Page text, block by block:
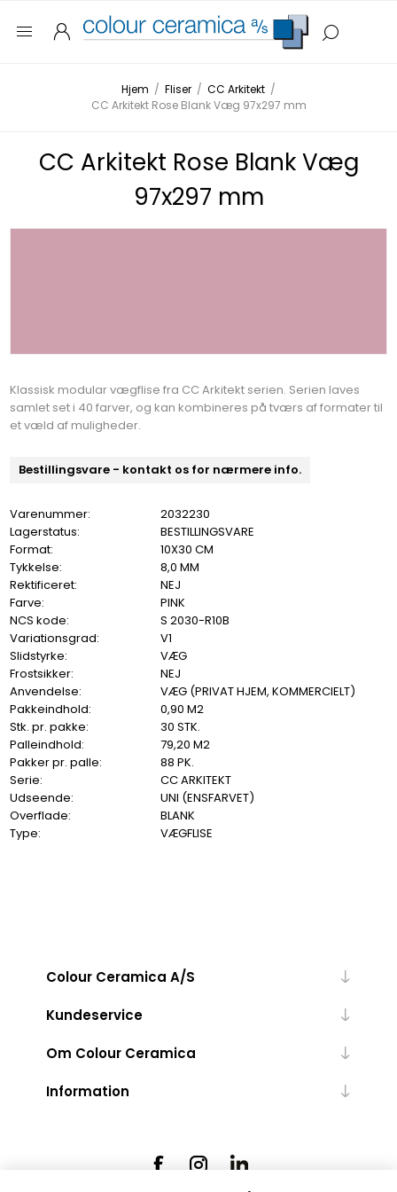
Hjem / Fliser / CC Arkitekt /
CC Arkitekt Rose Blank Væg 97x297 mm
CC Arkitekt Rose Blank Væg
97x297 mm
Klassisk modular vægflise fra CC Arkitekt serien. Serien laves
samlet set i 40 farver, og kan kombineres på tværs af formater til
et væld af muligheder.
Bestillingsvare - kontakt os for nærmere info.
Varenummer:
2032230
Lagerstatus:
BESTILLINGSVARE
Format:
10X30 CM
Tykkelse:
8,0 MM
Rektificeret:
NEJ
Farve:
PINK
NCS kode:
S 2030-R10B
Variationsgrad:
V1
Slidstyrke:
VÆG
Frostsikker:
NEJ
Anvendelse:
VÆG (PRIVAT HJEM, KOMMERCIELT)
Pakkeindhold:
0,90 M2
Stk. pr. pakke:
30 STK.
Palleindhold:
79,20 M2
Pakker pr. palle:
88 PK.
Serie:
CC ARKITEKT
Udseende:
UNI (ENSFARVET)
Overflade:
BLANK
Type:
VÆGFLISE
Colour Ceramica A/S
Kundeservice
Om Colour Ceramica
Information